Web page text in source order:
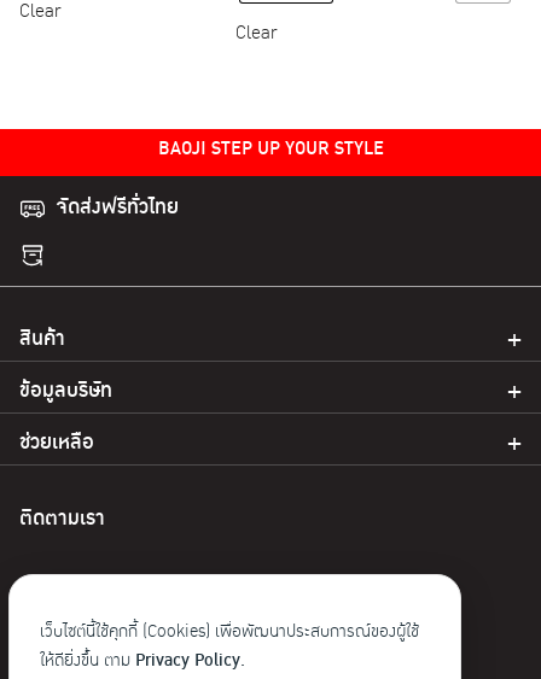
Clear
Clear
BAOJI STEP UP YOUR STYLE
จัดส่งฟรีทั่วไทย
สินค้า
ข้อมูลบริษัท
ช่วยเหลือ
ติดตามเรา
© 2023 Baoji. สงวนลิขสิทธิ์
เว็บไซต์นี้ใช้คุกกี้ (Cookies) เพื่อพัฒนาประสบการณ์ของผู้ใช้
ให้ดียิ่งขึ้น ตาม Privacy Policy.